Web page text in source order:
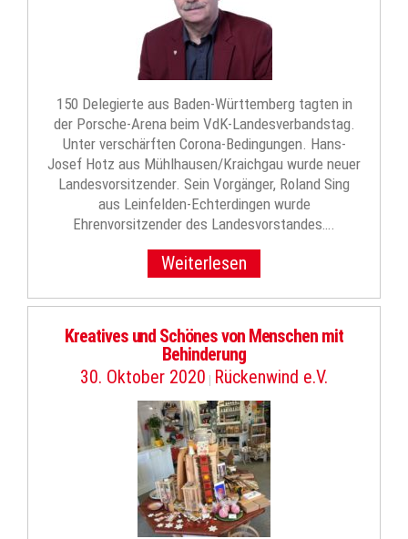
150 Delegierte aus Baden-Württemberg tagten in
der Porsche-Arena beim VdK-Landesverbandstag.
Unter verschärften Corona-Bedingungen. Hans-
Josef Hotz aus Mühlhausen/Kraichgau wurde neuer
Landesvorsitzender. Sein Vorgänger, Roland Sing
aus Leinfelden-Echterdingen wurde
Ehrenvorsitzender des Landesvorstandes….
Weiterlesen
Kreatives und Schönes von Menschen mit
Behinderung
30. Oktober 2020 | Rückenwind e.V.